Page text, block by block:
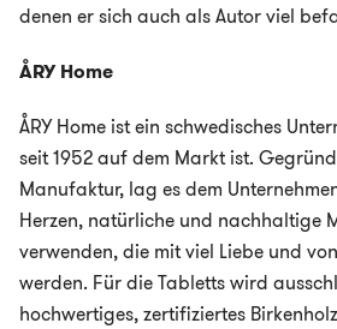
denen er sich auch als Autor viel
ÅRY Home
ÅRY Home ist ein schwedisches
seit 1952 auf dem Markt ist.
Manufaktur, lag es dem
Herzen, natürliche und nachhaltige
verwenden, die mit viel Liebe und
werden. Für die Tabletts wird
hochwertiges, zertifiziertes